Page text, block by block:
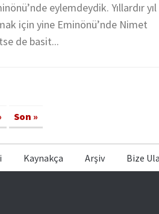
eylemdeydik. Yıllardır yıl
için yine Eminönü’nde Nimet
de basit...
Son »
Kaynakça Arşiv Bize